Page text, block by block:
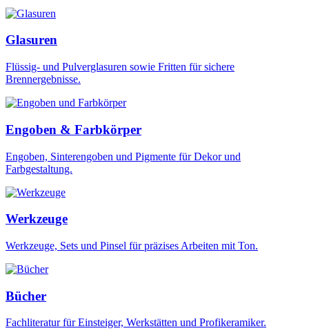
Glasuren
Flüssig- und Pulverglasuren sowie Fritten für sichere
Brennergebnisse.
Engoben & Farbkörper
Engoben, Sinterengoben und Pigmente für Dekor und
Farbgestaltung.
Werkzeuge
Werkzeuge, Sets und Pinsel für präzises Arbeiten mit Ton.
Bücher
Fachliteratur für Einsteiger, Werkstätten und Profikeramiker.